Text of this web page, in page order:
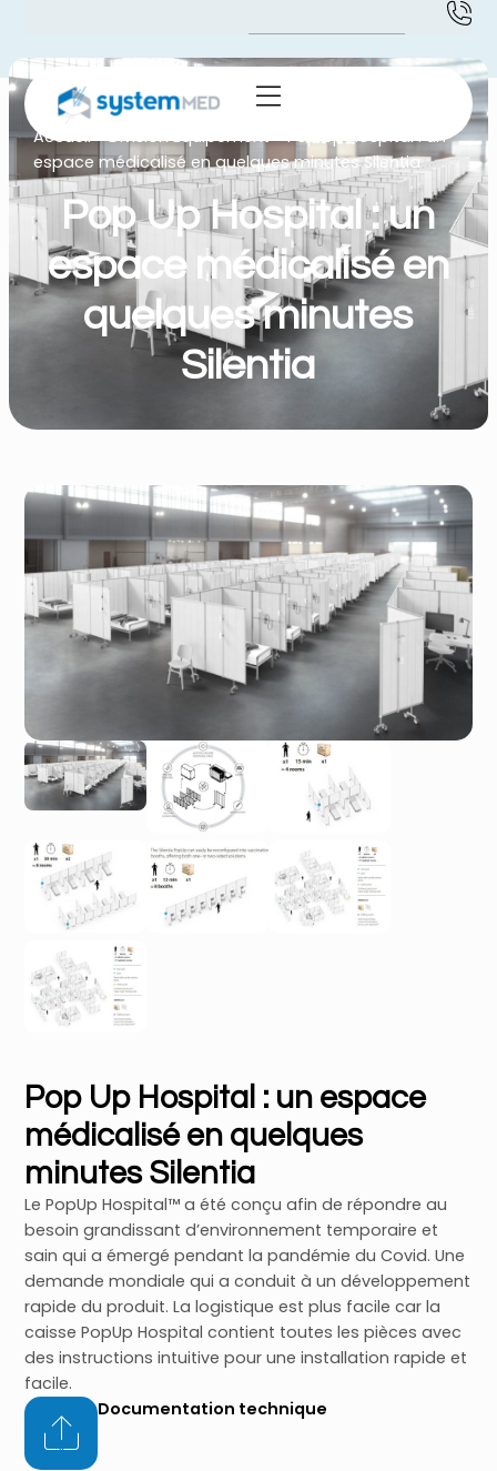
Accueil-Division Equipement-Pop Up Hospital : un
espace médicalisé en quelques minutes Silentia
Pop Up Hospital : un
espace médicalisé en
quelques minutes
Silentia
Pop Up Hospital : un espace
médicalisé en quelques
minutes Silentia
Le PopUp Hospital™ a été conçu afin de répondre au
besoin grandissant d’environnement temporaire et
sain qui a émergé pendant la pandémie du Covid. Une
demande mondiale qui a conduit à un développement
rapide du produit. La logistique est plus facile car la
caisse PopUp Hospital contient toutes les pièces avec
des instructions intuitive pour une installation rapide et
facile.
Documentation technique